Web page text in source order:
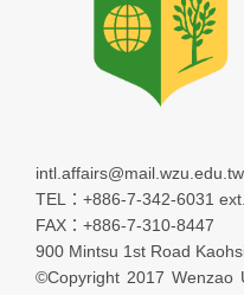
intl.affairs@mail.wzu.edu.tw
TEL：+886-7-342-6031
FAX：+886-7-310-8447
900 Mintsu 1st Road
©Copyright 2017 Wenzao